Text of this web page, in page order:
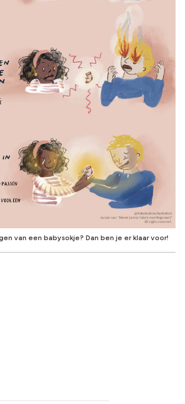
van een babysokje? Dan ben je er klaar voor!